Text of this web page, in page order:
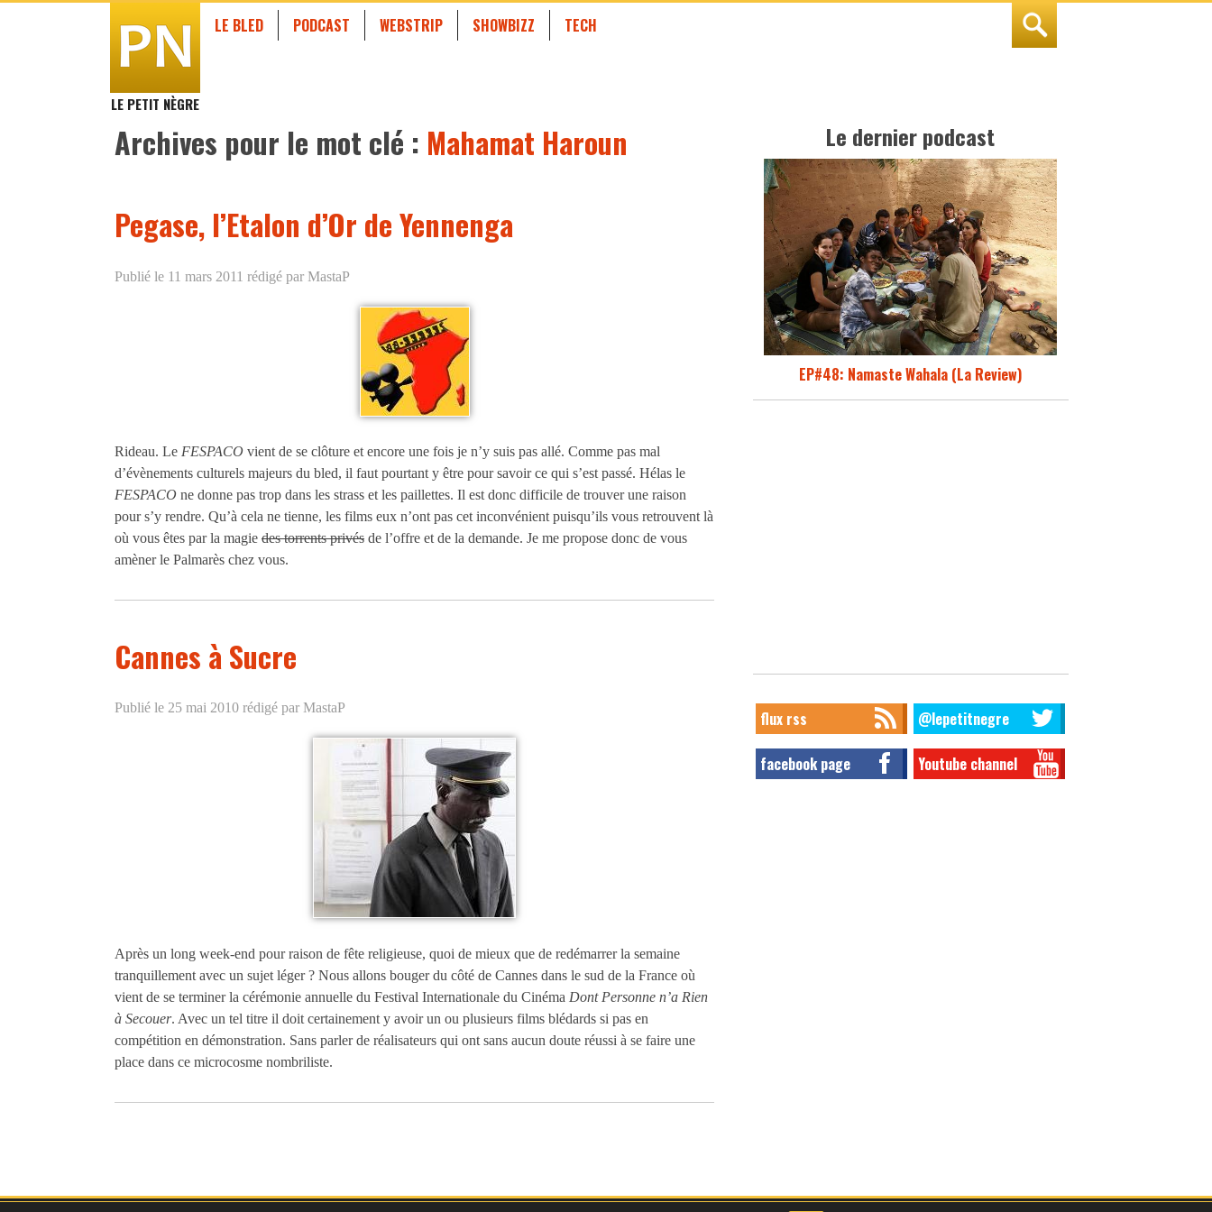
LE PETIT NÈGRE
LE BLED PODCAST WEBSTRIP SHOWBIZZ TECH
Archives pour le mot clé : Mahamat Haroun
Pegase, l’Etalon d’Or de Yennenga
Publié le 11 mars 2011 rédigé par MastaP
Rideau. Le FESPACO vient de se clôture et encore une fois je n’y suis pas allé. Comme pas mal
d’évènements culturels majeurs du bled, il faut pourtant y être pour savoir ce qui s’est passé. Hélas le
FESPACO ne donne pas trop dans les strass et les paillettes. Il est donc difficile de trouver une raison
pour s’y rendre. Qu’à cela ne tienne, les films eux n’ont pas cet inconvénient puisqu’ils vous retrouvent là
où vous êtes par la magie des torrents privés de l’offre et de la demande. Je me propose donc de vous
amèner le Palmarès chez vous.
Cannes à Sucre
Publié le 25 mai 2010 rédigé par MastaP
Après un long week-end pour raison de fête religieuse, quoi de mieux que de redémarrer la semaine
tranquillement avec un sujet léger ? Nous allons bouger du côté de Cannes dans le sud de la France où
vient de se terminer la cérémonie annuelle du Festival Internationale du Cinéma Dont Personne n’a Rien
à Secouer. Avec un tel titre il doit certainement y avoir un ou plusieurs films blédards si pas en
compétition en démonstration. Sans parler de réalisateurs qui ont sans aucun doute réussi à se faire une
place dans ce microcosme nombriliste.
Le dernier podcast
EP#48: Namaste Wahala (La Review)
flux rss @lepetitnegre
facebook page Youtube channel